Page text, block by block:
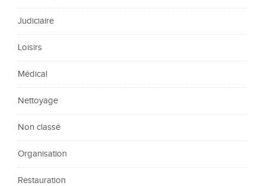
Judiciaire
Loisirs
Médical
Nettoyage
Non classé
Organisation
Restauration